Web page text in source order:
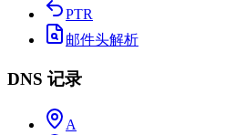
PTR
邮件头解析
DNS 记录
A